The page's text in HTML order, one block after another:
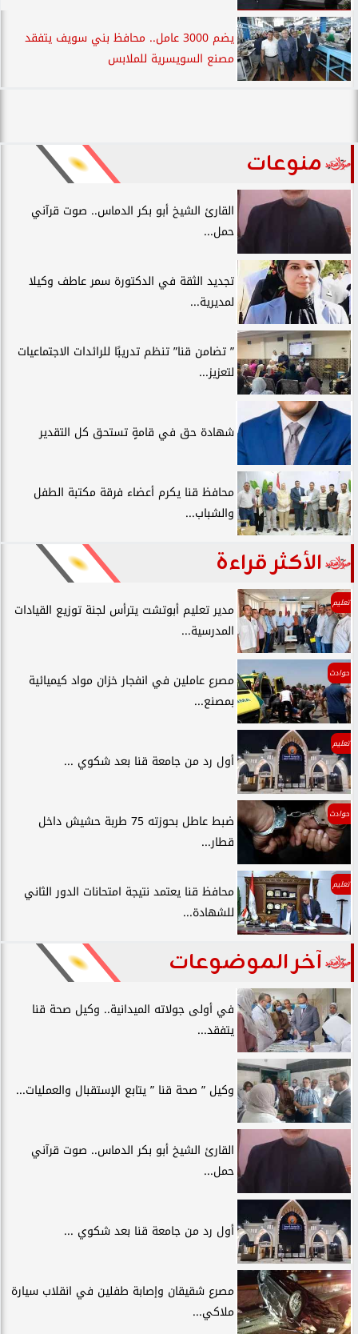
يضم 3000 عامل.. محافظ بني سويف يتفقد
مصنع السويسرية للملابس
منوعات
القارئ الشيخ أبو بكر الدماس.. صوت قرآني
حمل...
تجديد الثقة في الدكتورة سمر عاطف وكيلا
لمديرية...
” تضامن قنا” تنظم تدريبًا للرائدات الاجتماعيات
لتعزيز...
شهادة حق في قامةٍ تستحق كل التقدير
محافظ قنا يكرم أعضاء فرقة مكتبة الطفل
والشباب...
الأكثر قراءة
تعليم
مدير تعليم أبوتشت يترأس لجنة توزيع القيادات
المدرسية...
حوادث
مصرع عاملين في انفجار خزان مواد كيميائية
بمصنع...
تعليم
أول رد من جامعة قنا بعد شكوي ...
حوادث
ضبط عاطل بحوزته 75 طربة حشيش داخل
قطار...
تعليم
محافظ قنا يعتمد نتيجة امتحانات الدور الثاني
للشهادة...
آخر الموضوعات
في أولى جولاته الميدانية.. وكيل صحة قنا
يتفقد...
وكيل ” صحة قنا ” يتابع الإستقبال والعمليات...
القارئ الشيخ أبو بكر الدماس.. صوت قرآني
حمل...
أول رد من جامعة قنا بعد شكوي ...
مصرع شقيقان وإصابة طفلين في انقلاب سيارة
ملاكي...